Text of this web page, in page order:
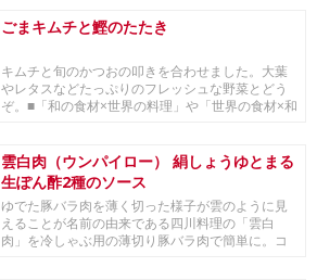
ごまキムチと鰹のたたき
キムチと旬のかつおの叩きを合わせました。大葉
やレタスなどたっぷりのフレッシュな野菜とどう
ぞ。■「和の食材×世界の料理」や「世界の食材×和
雲白肉（ウンパイロー） 絹しょうゆとまる
生ぽん酢2種のソース
ゆでた豚バラ肉を薄く切った様子が雲のように見
えることが名前の由来である四川料理の「雲白
肉」を冷しゃぶ用の薄切り豚バラ肉で簡単に。コ